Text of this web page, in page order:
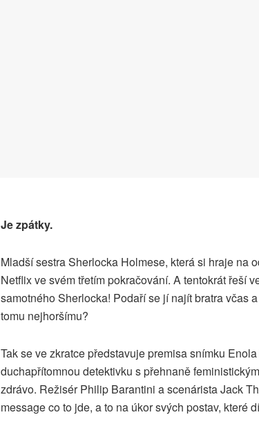
Je zpátky.
Mladší sestra Sherlocka Holmese, která si hraje na
Netflix ve svém třetím pokračování. A tentokrát řeší
samotného Sherlocka! Podaří se jí najít bratra včas
tomu nejhoršímu?
Tak se ve zkratce představuje premisa snímku
duchapřítomnou detektivku s přehnaně
zdrávo. Režisér Philip Barantini a scenárista Jack
message co to jde, a to na úkor svých postav, které